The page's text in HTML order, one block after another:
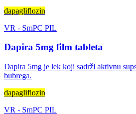
dapagliflozin
VR - SmPC PIL
Dapira 5mg film tableta
Dapira 5mg je lek koji sadrži aktivnu
bubrega.
dapagliflozin
VR - SmPC PIL